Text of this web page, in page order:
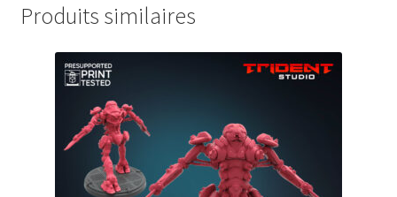
Produits similaires